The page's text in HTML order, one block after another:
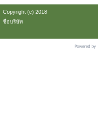
Copyright (c) 2018
ชื่อบริษัท